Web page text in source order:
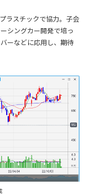
ラスチックで協力。子会
シングカー開発で培っ
ーなどに応用し、期待